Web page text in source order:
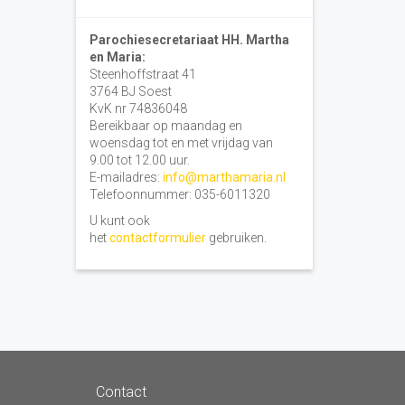
Parochiesecretariaat HH. Martha
en Maria:
Steenhoffstraat 41
3764 BJ Soest
KvK nr 74836048
Bereikbaar op maandag en
woensdag tot en met vrijdag van
9.00 tot 12.00 uur.
E-mailadres: info@marthamaria.nl
Telefoonnummer: 035-6011320
U kunt ook
hetcontactformuliergebruiken.
Contact